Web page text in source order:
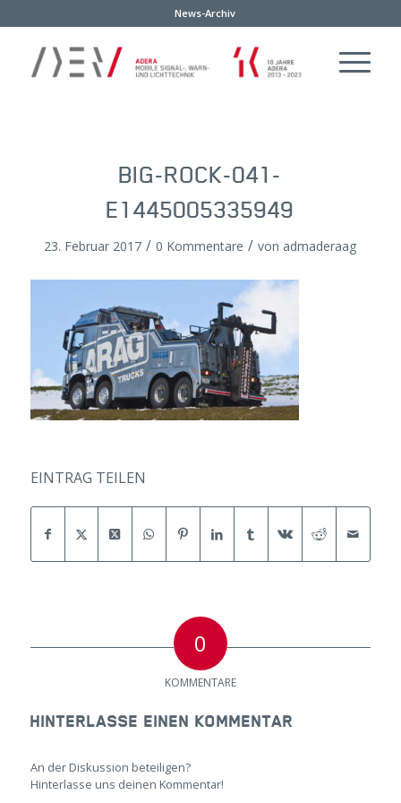
News-Archiv
BIG-ROCK-041-
E1445005335949
23. Februar 2017 / 0 Kommentare / von admaderaag
EINTRAG TEILEN
0
KOMMENTARE
HINTERLASSE EINEN KOMMENTAR
An der Diskussion beteiligen?
Hinterlasse uns deinen Kommentar!